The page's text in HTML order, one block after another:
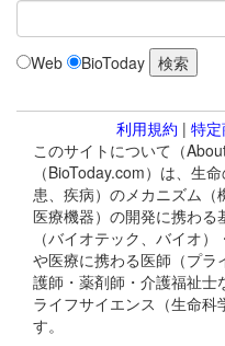
Web BioToday
利用規約 | 特
このサイトについて（
（BioToday.com）は、生
患、疾病）のメカニズム（
医療機器）の開発に携わ
（バイオテック、バイオ
や医療に携わる医師（プ
護師・薬剤師・介護福祉
ライフサイエンス（生命科
す。